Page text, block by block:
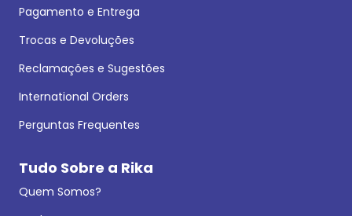
Pagamento e Entrega
Trocas e Devoluções
Reclamações e Sugestões
International Orders
Perguntas Frequentes
Tudo Sobre a Rika
Quem Somos?